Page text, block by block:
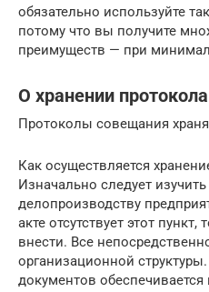
обязательно используйте
потому что вы получите
преимуществ — при
О хранении протокола
Протоколы совещания
Как осуществляется
Изначально следует
делопроизводству
акте отсутствует этот
внести. Все
организационной
документов